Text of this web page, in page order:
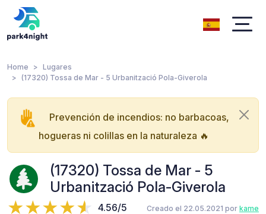
Home
Lugares
(17320) Tossa de Mar - 5 Urbanització Pola-Giverola
Prevención de incendios: no barbacoas,
hogueras ni colillas en la naturaleza 🔥
(17320) Tossa de Mar - 5
Urbanització Pola-Giverola
4.56/5 Creado el 22.05.2021 por kame